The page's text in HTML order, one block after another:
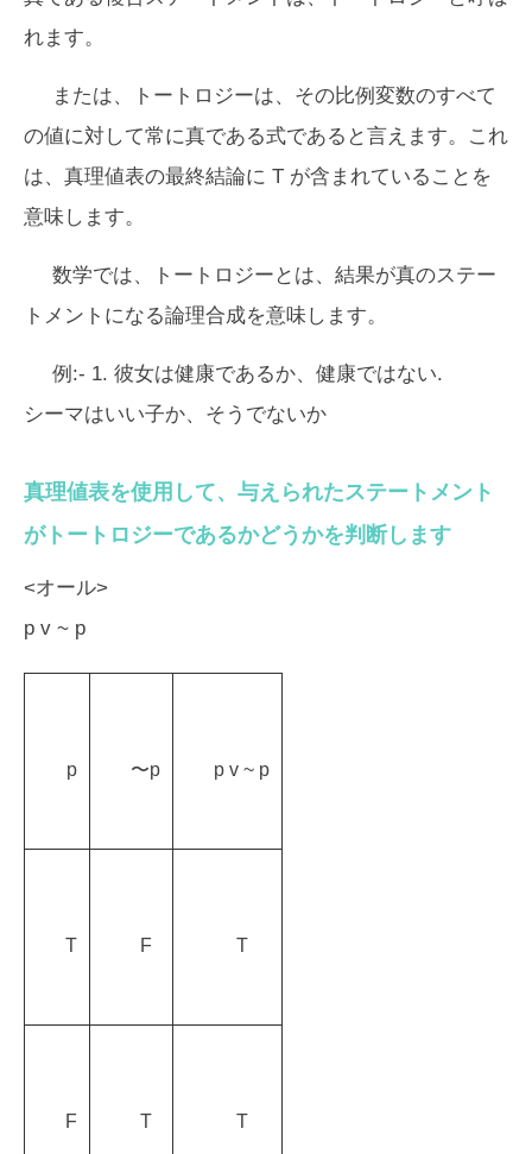
れます。
または、トートロジーは、その比例変数のすべて
の値に対して常に真である式であると言えます。これ
は、真理値表の最終結論に T が含まれていることを
意味します。
数学では、トートロジーとは、結果が真のステー
トメントになる論理合成を意味します。
例:- 1. 彼女は健康であるか、健康ではない.
シーマはいい子か、そうでないか
真理値表を使用して、与えられたステートメント
がトートロジーであるかどうかを判断します
<オール>
p v ~ p
p 〜p p v ~ p
T F T
F T T